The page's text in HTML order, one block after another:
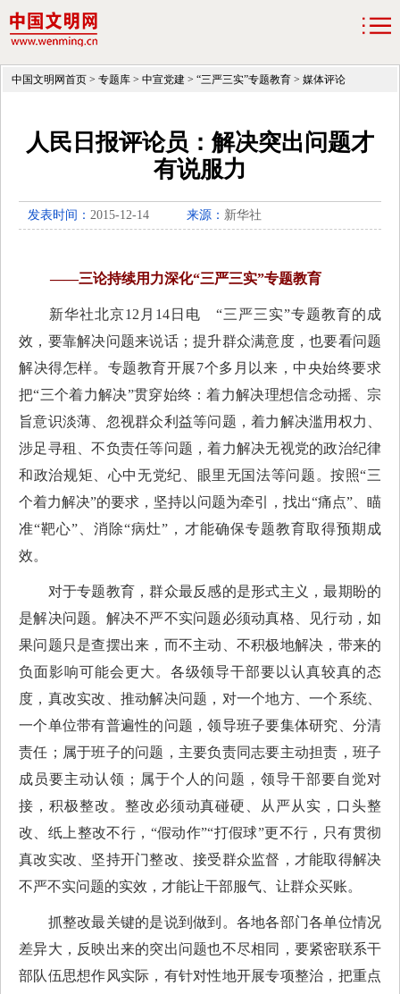
中国文明网首页 > 专题库 > 中宣党建 > “三严三实”专题教育 > 媒体评论
人民日报评论员：解决突出问题才
有说服力
发表时间： 2015-12-14 来源： 新华社
——三论持续用力深化“三严三实”专题教育
新华社北京12月14日电 “三严三实”专题教育的成
效，要靠解决问题来说话；提升群众满意度，也要看问题
解决得怎样。专题教育开展7个多月以来，中央始终要求
把“三个着力解决”贯穿始终：着力解决理想信念动摇、宗
旨意识淡薄、忽视群众利益等问题，着力解决滥用权力、
涉足寻租、不负责任等问题，着力解决无视党的政治纪律
和政治规矩、心中无党纪、眼里无国法等问题。按照“三
个着力解决”的要求，坚持以问题为牵引，找出“痛点”、瞄
准“靶心”、消除“病灶”，才能确保专题教育取得预期成
效。
对于专题教育，群众最反感的是形式主义，最期盼的
是解决问题。解决不严不实问题必须动真格、见行动，如
果问题只是查摆出来，而不主动、不积极地解决，带来的
负面影响可能会更大。各级领导干部要以认真较真的态
度，真改实改、推动解决问题，对一个地方、一个系统、
一个单位带有普遍性的问题，领导班子要集体研究、分清
责任；属于班子的问题，主要负责同志要主动担责，班子
成员要主动认领；属于个人的问题，领导干部要自觉对
接，积极整改。整改必须动真碰硬、从严从实，口头整
改、纸上整改不行，“假动作”“打假球”更不行，只有贯彻
真改实改、坚持开门整改、接受群众监督，才能取得解决
不严不实问题的实效，才能让干部服气、让群众买账。
抓整改最关键的是说到做到。各地各部门各单位情况
差异大，反映出来的突出问题也不尽相同，要紧密联系干
部队伍思想作风实际，有针对性地开展专项整治，把重点